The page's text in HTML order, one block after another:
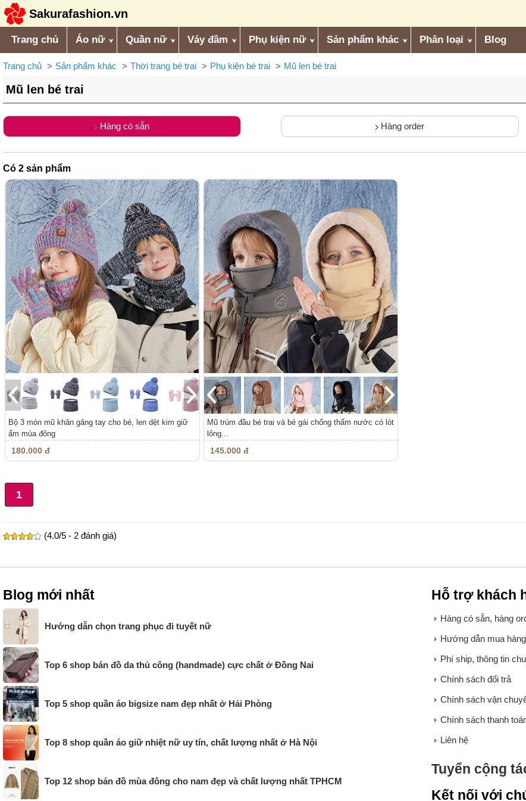
Sakurafashion.vn
Trang chủ Áo nữ Quần nữ Váy đầm Phụ kiện nữ Sản phẩm khác Phân loại Blog
Trang chủ Sản phẩm khác Thời trang bé trai Phụ kiện bé trai Mũ len bé trai
Mũ len bé trai
Hàng có sẵn Hàng order
Có 2 sản phẩm
Bộ 3 món mũ khăn găng tay cho bé, len dệt kim giữ
ấm mùa đông
180.000 đ
Mũ trùm đầu bé trai và bé gái chống thấm nước có lót
lông...
145.000 đ
1
(4.0/5 - 2 đánh giá)
Blog mới nhất
Hướng dẫn chọn trang phục đi tuyết nữ
Top 6 shop bán đồ da thủ công (handmade) cực chất ở Đồng Nai
Top 5 shop quần áo bigsize nam đẹp nhất ở Hải Phòng
Top 8 shop quần áo giữ nhiệt nữ uy tín, chất lượng nhất ở Hà Nội
Top 12 shop bán đồ mùa đông cho nam đẹp và chất lượng nhất TPHCM
Hỗ trợ khách
Hàng có sẵn, hàng
Hướng dẫn mua hàng
Phí ship, thông tin
Chính sách đổi trả
Chính sách vận
Chính sách thanh
Liên hệ
Tuyển cộng
Kết nối với